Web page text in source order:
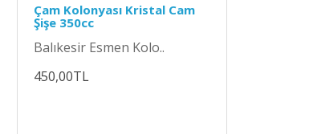
Çam Kolonyası Kristal Cam
Şişe 350cc
Balıkesir Esmen Kolo..
450,00TL